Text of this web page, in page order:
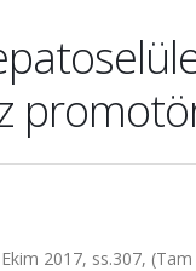
2017, ss.307,